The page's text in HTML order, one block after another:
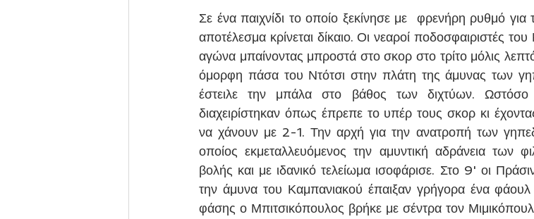
Σε ένα παιχνίδι το οποίο ξεκίνησε με  φρενήρη ρυθμό για
αποτέλεσμα κρίνεται δίκαιο. Οι νεαροί ποδοσφαιριστές
αγώνα μπαίνοντας μπροστά στο σκορ στο τρίτο μόλις
όμορφη πάσα του Ντότσι στην πλάτη της άμυνας των
έστειλε την μπάλα στο βάθος των διχτύων.
διαχειρίστηκαν όπως έπρεπε το υπέρ τους σκορ κι
να χάνουν με 2-1. Την αρχή για την ανατροπή των
οποίος εκμεταλλευόμενος την αμυντική αδράνεια των
βολής και με ιδανικό τελείωμα ισοφάρισε. Στο 9' οι
την άμυνα του Καμπανιακού έπαιξαν γρήγορα ένα φάουλ
φάσης ο Μπιτσικόπουλος βρήκε με σέντρα τον